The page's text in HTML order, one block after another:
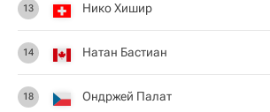
13 Нико Хишир
14 Натан Бастиан
18 Ондржей Палат